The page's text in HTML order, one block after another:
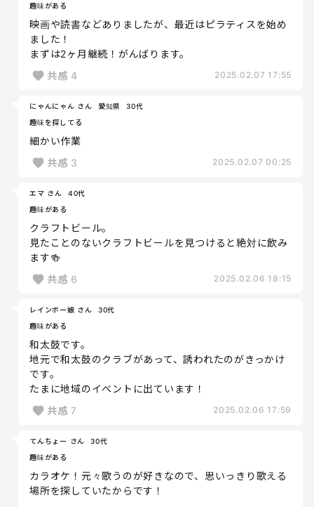
趣味がある
映画や読書などありましたが、最近はピラティスを始め
ました！
まずは2ヶ月継続！がんばります。
共感 4 2025.02.07 17:55
にゃんにゃん さん 愛知県
30代
趣味を探してる
細かい作業
共感 3 2025.02.07 00:25
エマ さん
40代
趣味がある
クラフトビール。
見たことのないクラフトビールを見つけると絶対に飲み
ます🍻
共感 6 2025.02.06 18:15
レインボー娘 さん
30代
趣味がある
和太鼓です。
地元で和太鼓のクラブがあって、誘われたのがきっかけ
です。
たまに地域のイベントに出ています！
共感 7 2025.02.06 17:59
てんちょー さん
30代
趣味がある
カラオケ！元々歌うのが好きなので、思いっきり歌える
場所を探していたからです！